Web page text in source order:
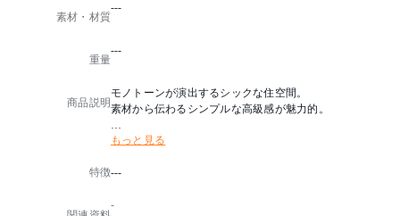
素材・材質
---
重量
---
商品説明
モノトーンが演出するシックな住空間。
素材から伝わるシンプルな高級感が魅力的。
■Lexとは
を持ち合わせた張地です。
入れしやすいように加工された新素材です。
もっと見る
特徴---
-